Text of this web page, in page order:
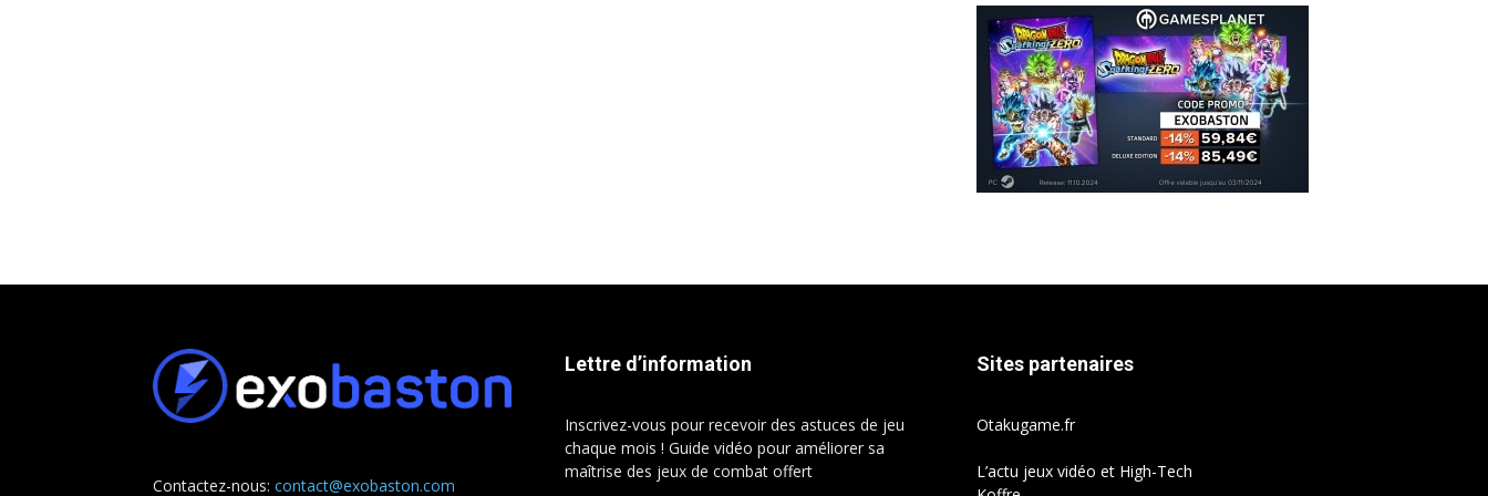
Contactez-nous: contact@exobaston.com
Lettre d’information
Inscrivez-vous pour recevoir des astuces de jeu
chaque mois ! Guide vidéo pour améliorer sa
maîtrise des jeux de combat offert
Sites partenaires
Otakugame.fr
L’actu jeux vidéo et High-Tech